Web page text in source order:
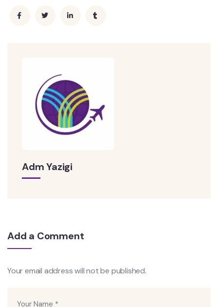
Adm Yazigi
Add a Comment
Your email address will not be published.